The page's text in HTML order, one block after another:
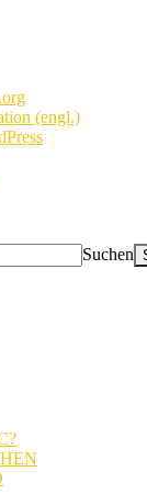
(engl.)
Suchen